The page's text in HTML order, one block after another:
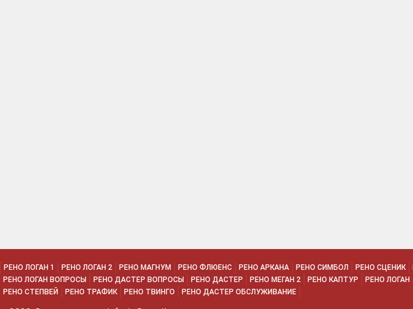
РЕНО ЛОГАН 1 РЕНО ЛОГАН 2 РЕНО МАГНУМ РЕНО ФЛЮЕНС РЕНО АРКАНА РЕНО СИМБОЛ РЕНО СЦЕНИК
РЕНО ЛОГАН ВОПРОСЫ
РЕНО ДАСТЕР ВОПРОСЫ РЕНО ДАСТЕР РЕНО МЕГАН 2 РЕНО КАПТУР РЕНО ЛОГАН
РЕНО СТЕПВЕЙ
РЕНО ТРАФИК РЕНО ТВИНГО РЕНО ДАСТЕР ОБСЛУЖИВАНИЕ